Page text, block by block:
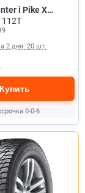
i Pike X
2 дня: 20 шт.
Купить
0-0-6